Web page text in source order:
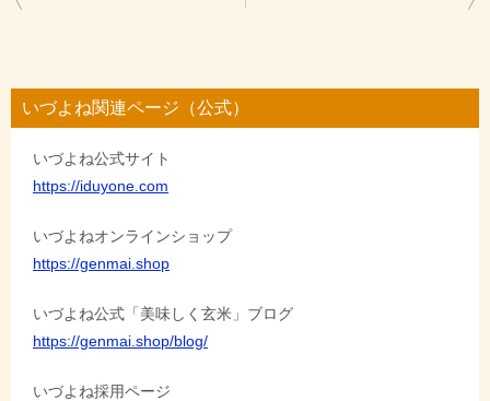
ビ
ゲ
いづよね関連ページ（公式）
いづよね公式サイト
https://iduyone.com
いづよねオンラインショップ
https://genmai.shop
いづよね公式「美味しく玄米」ブログ
https://genmai.shop/blog/
いづよね採用ページ